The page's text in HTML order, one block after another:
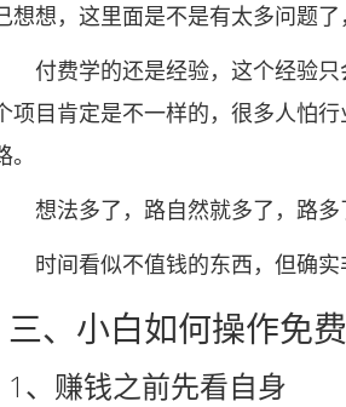
想想，这里面是不是有太多问题了
付费学的还是经验，这个经验只
项目肯定是不一样的，很多人怕
。
想法多了，路自然就多了，路多
时间看似不值钱的东西，但确实
三、小白如何操作免
1、赚钱之前先看自身